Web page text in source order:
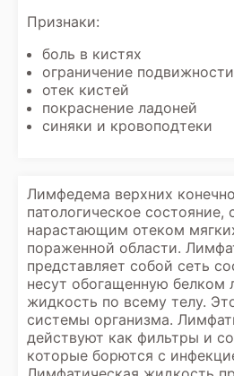
Признаки:
боль в кистях
ограничение
отек кистей
покраснение ладоней
синяки и кровоподтеки
Лимфедема верхних
патологическое
нарастающим отеком
пораженной области.
представляет собой сеть
несут обогащенную белком
жидкость по всему телу.
системы организма.
действуют как фильтры и
которые борются с